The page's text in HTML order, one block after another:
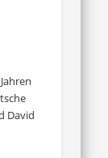
David